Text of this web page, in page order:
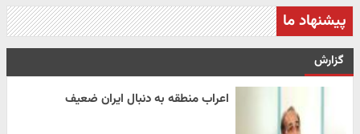
پیشنهاد ما
گزارش
اعراب منطقه به دنبال ایران ضعیف